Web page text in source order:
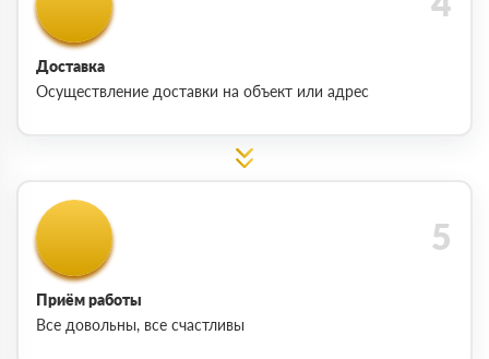
Доставка
Осуществление доставки на объект или адрес
Приём работы
Все довольны, все счастливы